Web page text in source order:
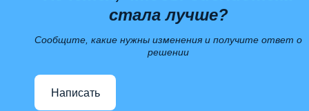
стала лучше?
Сообщите, какие нужны изменения и получите ответ о
решении
Написать